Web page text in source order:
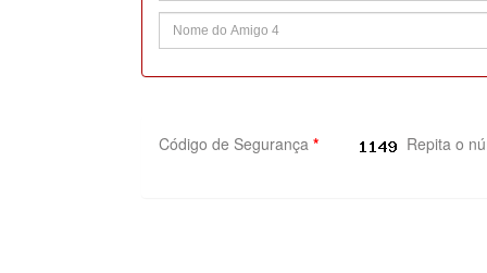
Código de Segurança * Repita o